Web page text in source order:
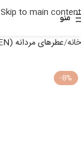
Skip to main content
منو
خانه عطرهای مردانه (MEN)
-8%